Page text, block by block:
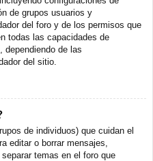
de grupos usuarios y
del foro y de los permisos que
todas las capacidades de
dependiendo de las
del sitio.
de individuos) que cuidan el
editar o borrar mensajes,
temas en el foro que